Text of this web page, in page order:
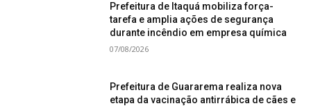
Prefeitura de Itaquá mobiliza força-
tarefa e amplia ações de segurança
durante incêndio em empresa química
07/08/2026
Prefeitura de Guararema realiza nova
etapa da vacinação antirrábica de cães e